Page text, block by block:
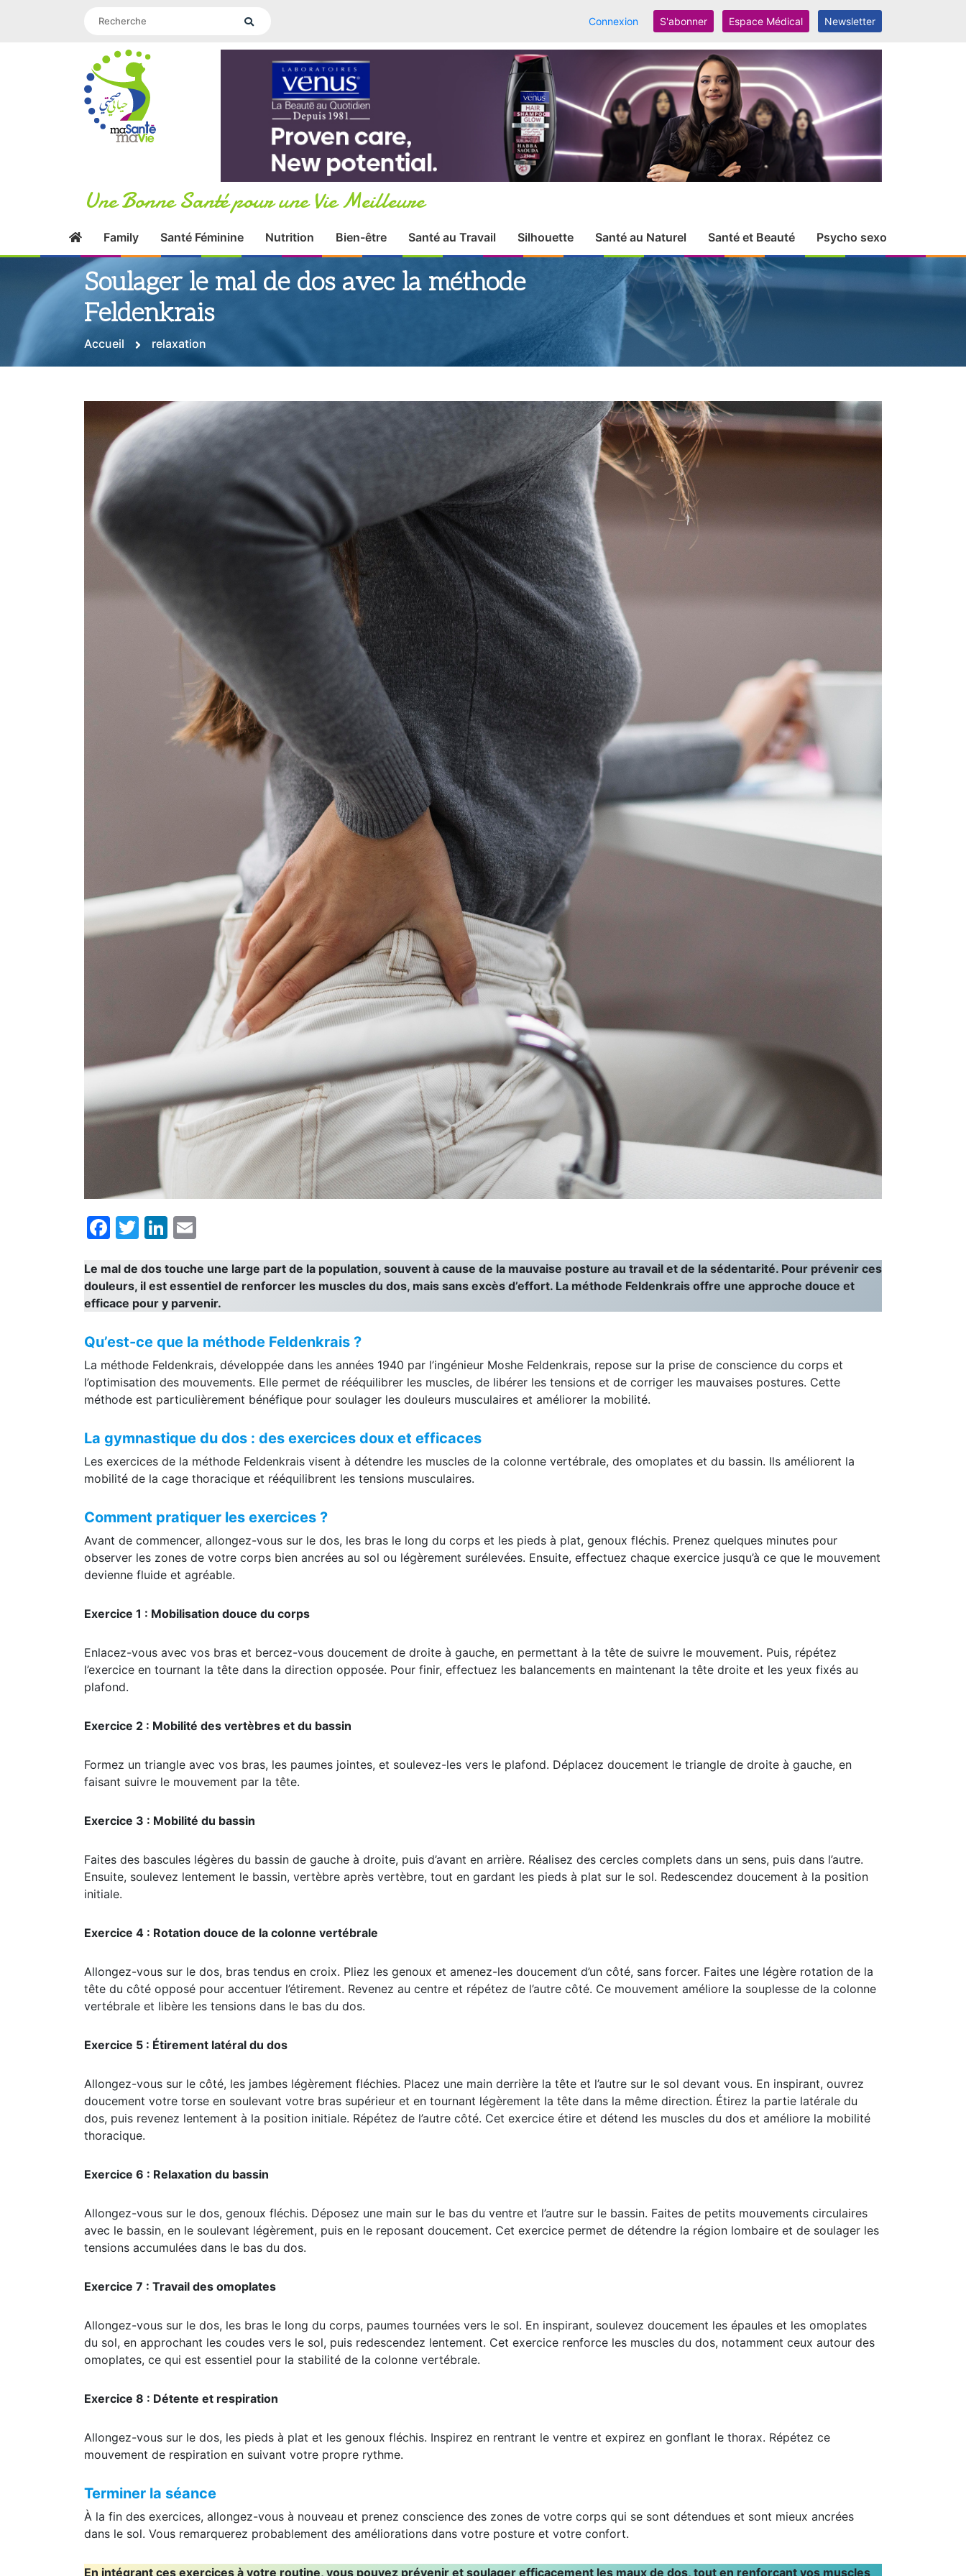
Connexion S'abonner Espace Médical Newsletter
Une Bonne Santé pour une Vie Meilleure
Family Santé Féminine Nutrition Bien-être Santé au Travail Silhouette Santé au Naturel Santé et Beauté Psycho sexo
Soulager le mal de dos avec la méthode
Feldenkrais
Accueil relaxation
Facebook
TwitterLinkedIn
Le mal de dos touche une large part de la population, souvent à cause de la mauvaise posture au travail et de la sédentarité. Pour prévenir ces
douleurs, il est essentiel de renforcer les muscles du dos, mais sans excès d’effort. La méthode Feldenkrais offre une approche douce et
efficace pour y parvenir.
Qu’est-ce que la méthode Feldenkrais ?
La méthode Feldenkrais, développée dans les années 1940 par l’ingénieur Moshe Feldenkrais, repose sur la prise de conscience du corps et
l’optimisation des mouvements. Elle permet de rééquilibrer les muscles, de libérer les tensions et de corriger les mauvaises postures. Cette
méthode est particulièrement bénéfique pour soulager les douleurs musculaires et améliorer la mobilité.
La gymnastique du dos : des exercices doux et efficaces
Les exercices de la méthode Feldenkrais visent à détendre les muscles de la colonne vertébrale, des omoplates et du bassin. Ils améliorent la
mobilité de la cage thoracique et rééquilibrent les tensions musculaires.
Comment pratiquer les exercices ?
Avant de commencer, allongez-vous sur le dos, les bras le long du corps et les pieds à plat, genoux fléchis. Prenez quelques minutes pour
observer les zones de votre corps bien ancrées au sol ou légèrement surélevées. Ensuite, effectuez chaque exercice jusqu’à ce que le mouvement
devienne fluide et agréable.
Exercice 1 : Mobilisation douce du corps
Enlacez-vous avec vos bras et bercez-vous doucement de droite à gauche, en permettant à la tête de suivre le mouvement. Puis, répétez
l’exercice en tournant la tête dans la direction opposée. Pour finir, effectuez les balancements en maintenant la tête droite et les yeux fixés au
plafond.
Exercice 2 : Mobilité des vertèbres et du bassin
Formez un triangle avec vos bras, les paumes jointes, et soulevez-les vers le plafond. Déplacez doucement le triangle de droite à gauche, en
faisant suivre le mouvement par la tête.
Exercice 3 : Mobilité du bassin
Faites des bascules légères du bassin de gauche à droite, puis d’avant en arrière. Réalisez des cercles complets dans un sens, puis dans l’autre.
Ensuite, soulevez lentement le bassin, vertèbre après vertèbre, tout en gardant les pieds à plat sur le sol. Redescendez doucement à la position
initiale.
Exercice 4 : Rotation douce de la colonne vertébrale
Allongez-vous sur le dos, bras tendus en croix. Pliez les genoux et amenez-les doucement d’un côté, sans forcer. Faites une légère rotation de la
tête du côté opposé pour accentuer l’étirement. Revenez au centre et répétez de l’autre côté. Ce mouvement améliore la souplesse de la colonne
vertébrale et libère les tensions dans le bas du dos.
Exercice 5 : Étirement latéral du dos
Allongez-vous sur le côté, les jambes légèrement fléchies. Placez une main derrière la tête et l’autre sur le sol devant vous. En inspirant, ouvrez
doucement votre torse en soulevant votre bras supérieur et en tournant légèrement la tête dans la même direction. Étirez la partie latérale du
dos, puis revenez lentement à la position initiale. Répétez de l’autre côté. Cet exercice étire et détend les muscles du dos et améliore la mobilité
thoracique.
Exercice 6 : Relaxation du bassin
Allongez-vous sur le dos, genoux fléchis. Déposez une main sur le bas du ventre et l’autre sur le bassin. Faites de petits mouvements circulaires
avec le bassin, en le soulevant légèrement, puis en le reposant doucement. Cet exercice permet de détendre la région lombaire et de soulager les
tensions accumulées dans le bas du dos.
Exercice 7 : Travail des omoplates
Allongez-vous sur le dos, les bras le long du corps, paumes tournées vers le sol. En inspirant, soulevez doucement les épaules et les omoplates
du sol, en approchant les coudes vers le sol, puis redescendez lentement. Cet exercice renforce les muscles du dos, notamment ceux autour des
omoplates, ce qui est essentiel pour la stabilité de la colonne vertébrale.
Exercice 8 : Détente et respiration
Allongez-vous sur le dos, les pieds à plat et les genoux fléchis. Inspirez en rentrant le ventre et expirez en gonflant le thorax. Répétez ce
mouvement de respiration en suivant votre propre rythme.
Terminer la séance
À la fin des exercices, allongez-vous à nouveau et prenez conscience des zones de votre corps qui se sont détendues et sont mieux ancrées
dans le sol. Vous remarquerez probablement des améliorations dans votre posture et votre confort.
En intégrant ces exercices à votre routine, vous pouvez prévenir et soulager efficacement les maux de dos, tout en renforçant vos muscles